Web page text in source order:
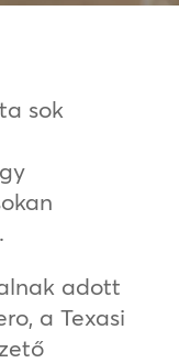
sok
adott
a Texasi